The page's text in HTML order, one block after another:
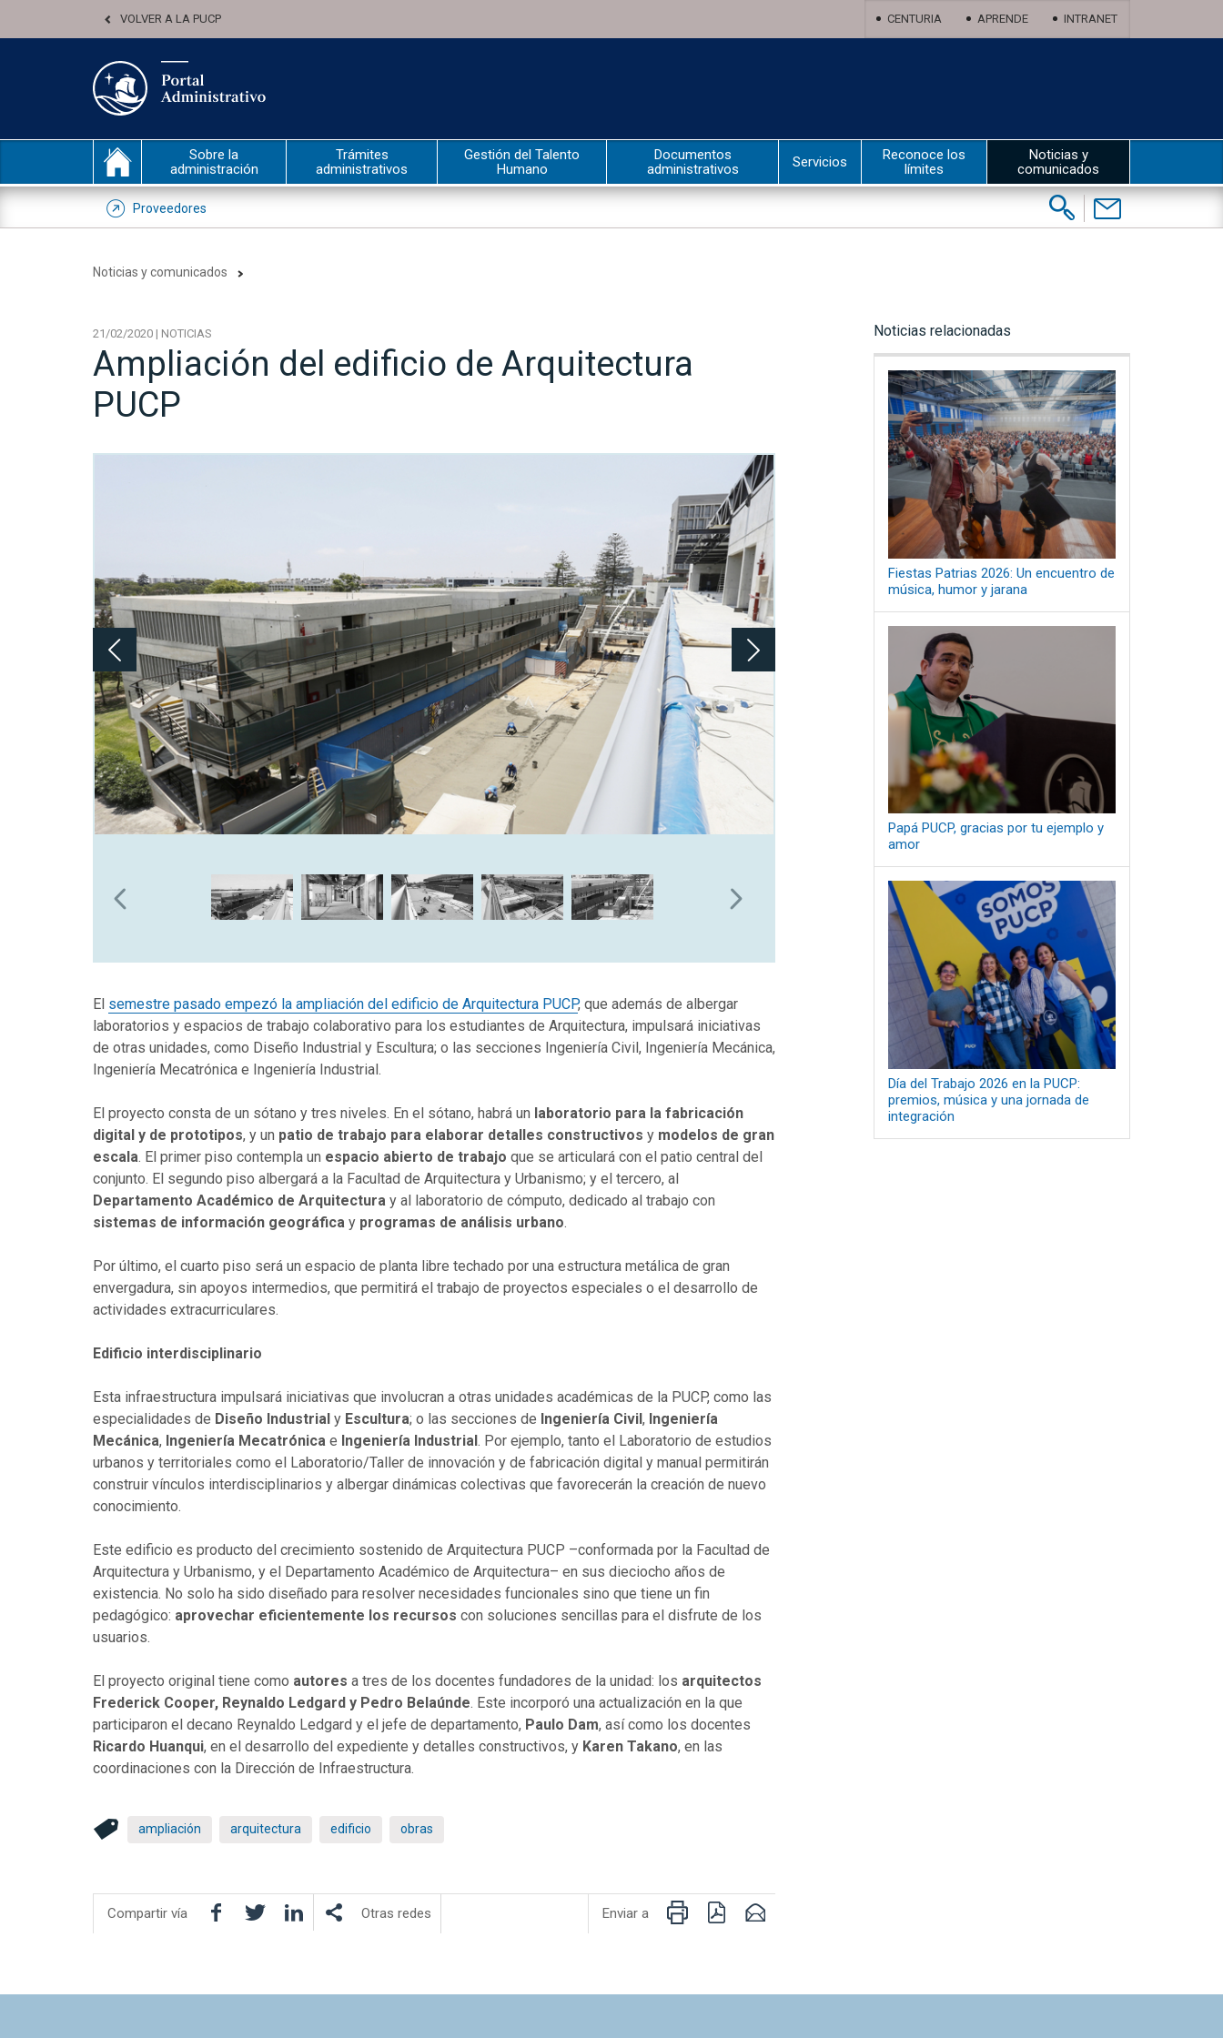
VOLVER A LA PUCP CENTURIA APRENDE INTRANET
Sobre la
administración
Trámites
administrativos
Gestión del Talento
Humano
Documentos
administrativos
Servicios
Reconoce los
límites
Noticias y
comunicados
Proveedores Buscar:
Contáctenos
Noticias y comunicados
21/02/2020 | NOTICIAS
Ampliación del edificio de Arquitectura
PUCP
El semestre pasado empezó la ampliación del edificio de Arquitectura PUCP, que además de albergar
laboratorios y espacios de trabajo colaborativo para los estudiantes de Arquitectura, impulsará iniciativas
de otras unidades, como Diseño Industrial y Escultura; o las secciones Ingeniería Civil, Ingeniería Mecánica,
Ingeniería Mecatrónica e Ingeniería Industrial.
El proyecto consta de un sótano y tres niveles. En el sótano, habrá un laboratorio para la fabricación
digital y de prototipos, y un patio de trabajo para elaborar detalles constructivos y modelos de gran
escala. El primer piso contempla un espacio abierto de trabajo que se articulará con el patio central del
conjunto. El segundo piso albergará a la Facultad de Arquitectura y Urbanismo; y el tercero, al
Departamento Académico de Arquitectura y al laboratorio de cómputo, dedicado al trabajo con
sistemas de información geográfica y programas de análisis urbano.
Por último, el cuarto piso será un espacio de planta libre techado por una estructura metálica de gran
envergadura, sin apoyos intermedios, que permitirá el trabajo de proyectos especiales o el desarrollo de
actividades extracurriculares.
Edificio interdisciplinario
Esta infraestructura impulsará iniciativas que involucran a otras unidades académicas de la PUCP, como las
especialidades de Diseño Industrial y Escultura; o las secciones de Ingeniería Civil, Ingeniería
Mecánica, Ingeniería Mecatrónica e Ingeniería Industrial. Por ejemplo, tanto el Laboratorio de estudios
urbanos y territoriales como el Laboratorio/Taller de innovación y de fabricación digital y manual permitirán
construir vínculos interdisciplinarios y albergar dinámicas colectivas que favorecerán la creación de nuevo
conocimiento.
Este edificio es producto del crecimiento sostenido de Arquitectura PUCP –conformada por la Facultad de
Arquitectura y Urbanismo, y el Departamento Académico de Arquitectura– en sus dieciocho años de
existencia. No solo ha sido diseñado para resolver necesidades funcionales sino que tiene un fin
pedagógico: aprovechar eficientemente los recursos con soluciones sencillas para el disfrute de los
usuarios.
El proyecto original tiene como autores a tres de los docentes fundadores de la unidad: los arquitectos
Frederick Cooper, Reynaldo Ledgard y Pedro Belaúnde. Este incorporó una actualización en la que
participaron el decano Reynaldo Ledgard y el jefe de departamento, Paulo Dam, así como los docentes
Ricardo Huanqui, en el desarrollo del expediente y detalles constructivos, y Karen Takano, en las
coordinaciones con la Dirección de Infraestructura.
ampliación arquitectura edificio obras
Compartir vía FacebookTwitterLinkedIn Otras redes Enviar a ImprimirPDF Email
Noticias relacionadas
Fiestas Patrias 2026: Un encuentro de
música, humor y jarana
Papá PUCP, gracias por tu ejemplo y
amor
Día del Trabajo 2026 en la PUCP:
premios, música y una jornada de
integración